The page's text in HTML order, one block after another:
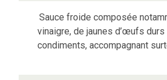
Sauce froide composée
vinaigre, de jaunes d’œufs
condiments, accompagnant